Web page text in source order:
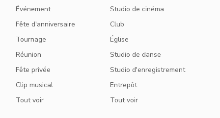
Événement
Fête d'anniversaire
Tournage
Réunion
Fête privée
Clip musical
Tout voir
Studio de cinéma
Club
Église
Studio de danse
Studio d'enregistrement
Entrepôt
Tout voir